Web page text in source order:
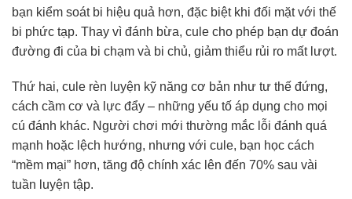
bạn kiểm soát bi hiệu quả hơn, đặc biệt khi đối mặt với thế
bi phức tạp. Thay vì đánh bừa, cule cho phép bạn dự đoán
đường đi của bi chạm và bi chủ, giảm thiểu rủi ro mất lượt.
Thứ hai, cule rèn luyện kỹ năng cơ bản như tư thế đứng,
cách cầm cơ và lực đẩy – những yếu tố áp dụng cho mọi
cú đánh khác. Người chơi mới thường mắc lỗi đánh quá
mạnh hoặc lệch hướng, nhưng với cule, bạn học cách
“mềm mại” hơn, tăng độ chính xác lên đến 70% sau vài
tuần luyện tập.